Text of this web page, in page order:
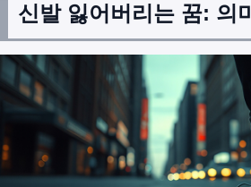
신발 잃어버리는 꿈: 의미